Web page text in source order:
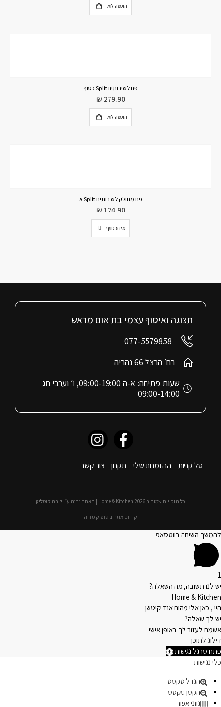
הוספה לסל
פח לשירותים Split כסוף
₪ 279.90
הוספה לסל
פח מחולק לשירותים Split א
₪ 124.90
מידע נוסף
סל קניות ההזמנות שלי תקנון צור קשר
תצוגה ואיסוף עצמי בתיאום מראש
077-5579858
רח׳ הרצל 66 נהריה
שעות פתיחה: א-ה 09:00-19:00, ו׳ וערבי חג
09:00-14:00
כל הזכויות שמורות 2026 Home & Kitchen | האתר נבנה ע״י לובה קוטליק
קידום אתרים טופיק מדיה
להמשך השיחה בווטסאפ
1
יש לנו תשובה, מה השאלה?
Home & Kitchen
היי , כאן אלי מהום אנד קיטשן
יש לך שאלה?
אשמח לעזור לך באופן אישי
דילוג לתוכן
פתח סרגל נגישות
כלי נגישות
הגדל טקסט
הקטן טקסט
גווני אפור